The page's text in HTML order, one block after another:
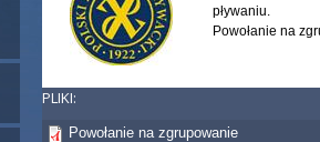
pływaniu.
Powołanie na
PLIKI:
Powołanie na zgrupowanie